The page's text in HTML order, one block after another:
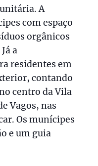
A
com espaço
orgânicos
a
residentes em
contando
centro da Vila
Vagos, nas
Os munícipes
e um guia